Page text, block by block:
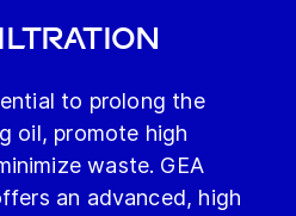
to prolong the
oil, promote high
waste. GEA
an advanced, high